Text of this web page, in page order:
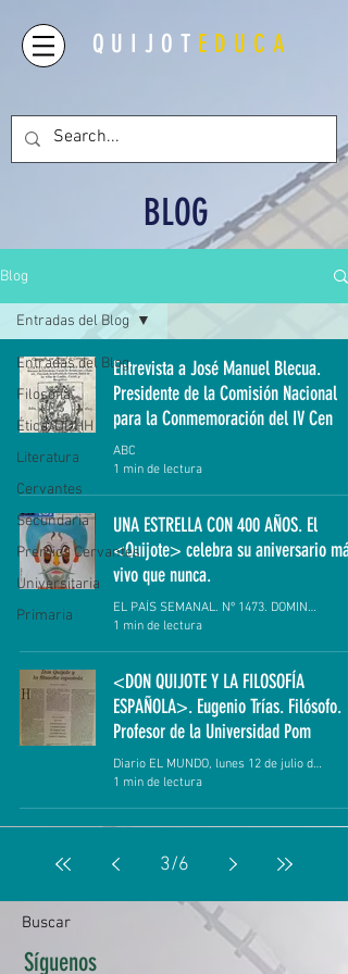
QUIJOT EDUCA
BLOG
Blog
Entradas del Blog
Filosofía
Ética/DDHH
Literatura
Cervantes
Secundaria
Premios Cervantes
Universitaria
Primaria
Entradas del Blog
Entrevista a José Manuel Blecua.
Presidente de la Comisión Nacional
para la Conmemoración del IV Cen
ABC
1 min de lectura
UNA ESTRELLA CON 400 AÑOS. El
<Quijote> celebra su aniversario más
vivo que nunca.
EL PAÍS SEMANAL. Nº 1473. DOMINGO 19 DE DICIEMBRE
1 min de lectura
<DON QUIJOTE Y LA FILOSOFÍA
ESPAÑOLA>. Eugenio Trías. Filósofo.
Profesor de la Universidad Pom
Diario EL MUNDO, lunes 12 de julio de 2004.
1 min de lectura
3/6
Buscar
Síguenos